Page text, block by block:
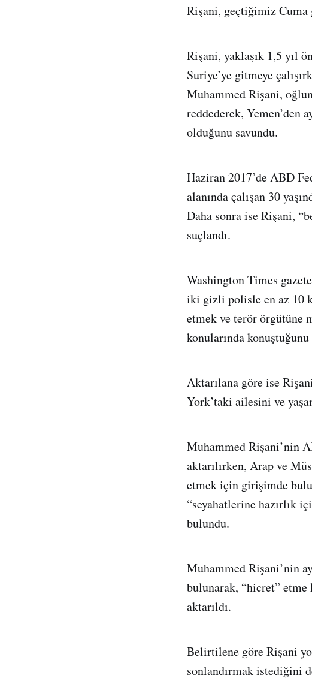
Rişani, geçtiğimiz Cuma
Rişani, yaklaşık 1,5 yıl
Suriye’ye gitmeye
Muhammed Rişani,
reddederek, Yemen’den
olduğunu savundu.
Haziran 2017’de ABD
alanında çalışan 30
Daha sonra ise Rişani,
suçlandı.
Washington Times
iki gizli polisle en az 10
etmek ve terör örgütüne
konularında
Aktarılana göre ise
York’taki ailesini ve
Muhammed Rişani’nin
aktarılırken, Arap ve
etmek için girişimde
“seyahatlerine hazırlık
bulundu.
Muhammed Rişani’nin
bulunarak, “hicret”
aktarıldı.
Belirtilene göre Rişani
sonlandırmak istediğini